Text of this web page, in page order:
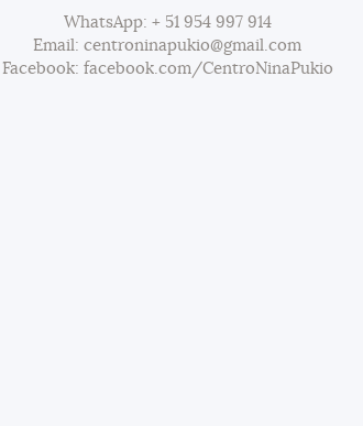
WhatsApp: + 51 954 997 914
Email: centroninapukio@gmail.com
Facebook: facebook.com/CentroNinaPukio